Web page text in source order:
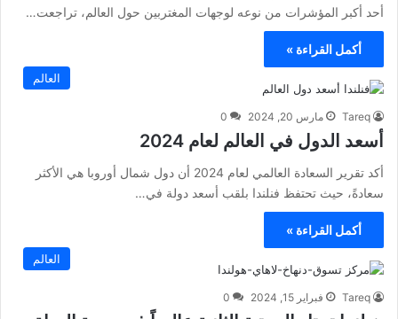
أحد أكبر المؤشرات من نوعه لوجهات المغتربين حول العالم، تراجعت…
أكمل القراءة »
العالم
Tareq مارس 20, 2024 0
أسعد الدول في العالم لعام 2024
أكد تقرير السعادة العالمي لعام 2024 أن دول شمال أوروبا هي الأكثر
سعادةً، حيث تحتفظ فنلندا بلقب أسعد دولة في…
أكمل القراءة »
العالم
Tareq فبراير 15, 2024 0